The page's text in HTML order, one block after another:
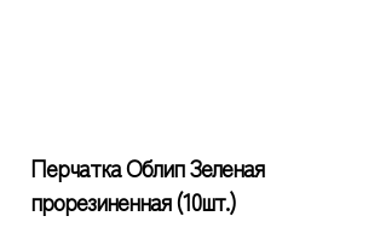
Перчатка Облип Зеленая
прорезиненная (10шт.)